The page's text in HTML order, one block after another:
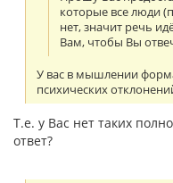
которые все люди
нет, значит речь
Вам, чтобы Вы
У вас в мышлении
психических
Т.е. у Вас нет таких
ответ?